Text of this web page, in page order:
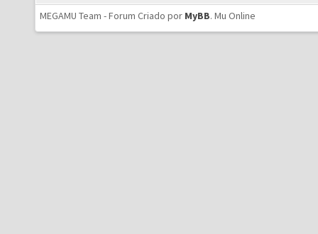
MEGAMU Team - Forum Criado por MyBB. Mu Online